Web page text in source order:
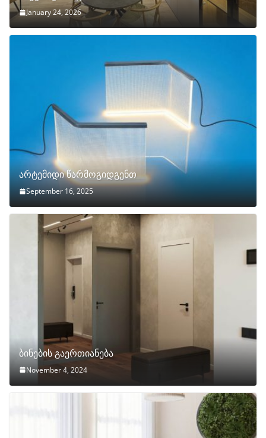
January 24, 2026
არტემიდი წარმოგიდგენთ
September 16, 2025
ბინების გაერთიანება
November 4, 2024